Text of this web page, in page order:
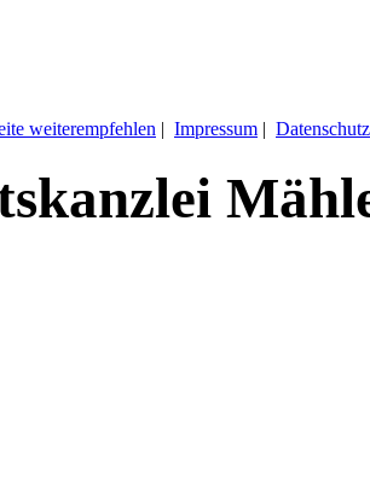
weiterempfehlen | Impressum |